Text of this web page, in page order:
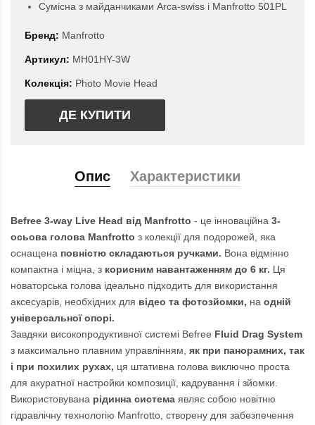
Сумісна з майданчиками Arca-swiss і Manfrotto 501PL
Бренд: Manfrotto
Артикул: MH01HY-3W
Колекція: Photo Movie Head
ДЕ КУПИТИ
Опис Характеристики
Befree 3-way Live Head від Manfrotto - це інноваційна 3-
осьова голова Manfrotto з колекції для подорожей, яка
оснащена повністю складаються ручками. Вона відмінно
компактна і міцна, з корисним навантаженням до 6 кг. Ця
новаторська голова ідеально підходить для використання
аксесуарів, необхідних для відео та фотозйомки, на одній
універсальної опорі.
Завдяки високопродуктивної системі Befree Fluid Drag System
з максимально плавним управлінням, як при панорамних, так
і при похилих рухах, ця штативна голова виключно проста
для акуратної настройки композиції, кадрування і зйомки.
Використовувана рідинна система являє собою новітню
гідравлічну технологію Manfrotto, створену для забезпечення